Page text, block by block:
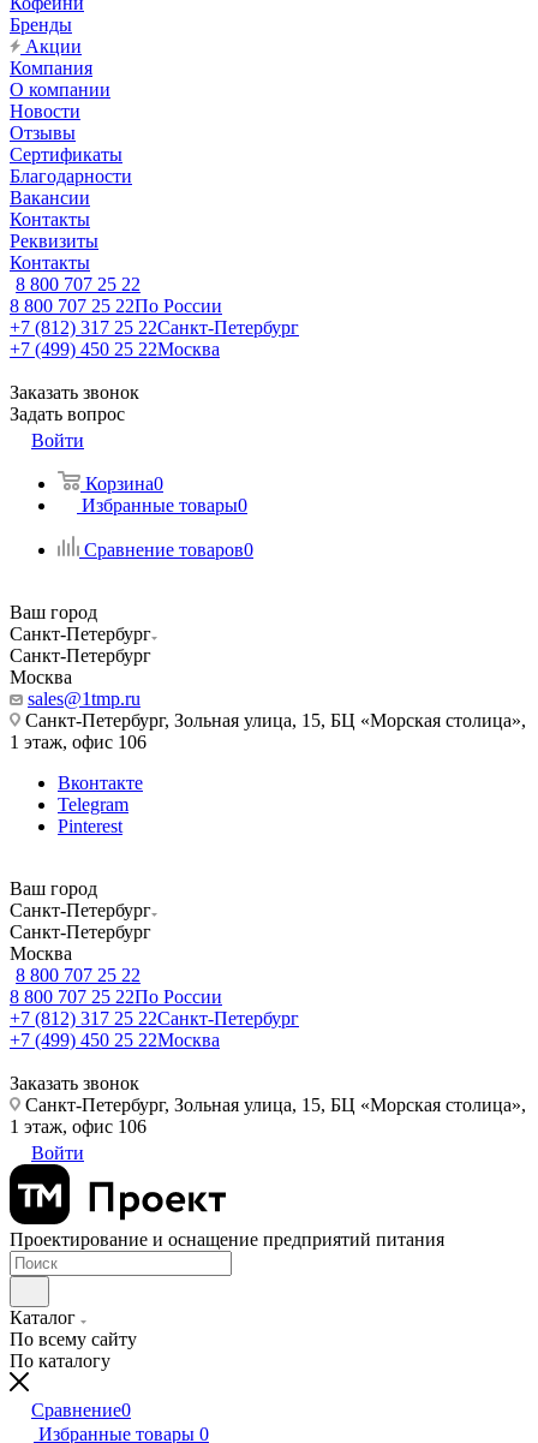
Бренды
Акции
Компания
О компании
Новости
Отзывы
Сертификаты
Благодарности
Вакансии
Контакты
Реквизиты
Контакты
8 800 707 25 22
8 800 707 25 22По России
+7 (812) 317 25 22Санкт-Петербург
+7 (499) 450 25 22Москва
Заказать звонок
Задать вопрос
Войти
Корзина0
Избранные товары0
Сравнение товаров0
Ваш город
Санкт-Петербург
Санкт-Петербург
Москва
sales@1tmp.ru
Санкт-Петербург, Зольная улица, 15, БЦ «Морская столица»,
1 этаж, офис 106
Вконтакте
Telegram
Pinterest
Ваш город
Санкт-Петербург
Санкт-Петербург
Москва
8 800 707 25 22
8 800 707 25 22По России
+7 (812) 317 25 22Санкт-Петербург
+7 (499) 450 25 22Москва
Заказать звонок
Санкт-Петербург, Зольная улица, 15, БЦ «Морская столица»,
1 этаж, офис 106
Войти
Проектирование и оснащение предприятий питания
Каталог
По всему сайту
По каталогу
Сравнение0
Избранные товары 0